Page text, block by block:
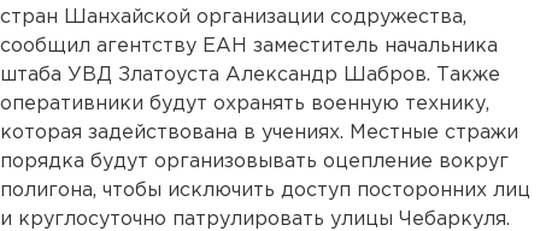
стран Шанхайской организации содружества,
сообщил агентству ЕАН заместитель начальника
штаба УВД Златоуста Александр Шабров. Также
оперативники будут охранять военную технику,
которая задействована в учениях. Местные стражи
порядка будут организовывать оцепление вокруг
полигона, чтобы исключить доступ посторонних лиц
и круглосуточно патрулировать улицы Чебаркуля.